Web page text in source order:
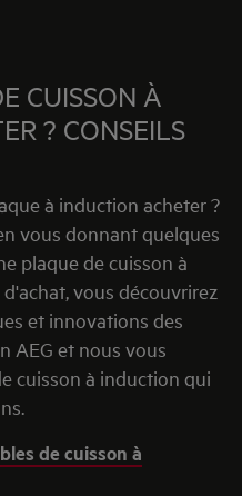
CUISSON À
? CONSEILS
à induction acheter ?
vous donnant quelques
plaque de cuisson à
vous découvrirez
et innovations des
AEG et nous vous
cuisson à induction qui
de cuisson à